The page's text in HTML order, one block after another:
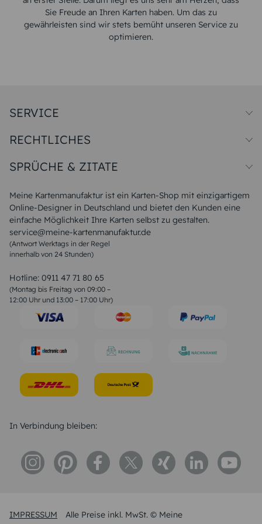
Sie Freude an Ihren Karten haben. Um das zu
gewährleisten sind wir stets bemüht unseren Service zu
optimieren.
Meine Kartenmanufaktur ist ein Karten-Shop mit einzigartigem
Online-Designer in Deutschland und bietet den Kunden eine
einfache Möglichkeit Ihre Karten selbst zu gestalten.
service@meine-kartenmanufaktur.de
(Antwort Werktags in der Regel
innerhalb von 24 Stunden)
Hotline: 0911 47 71 80 65
(Montag bis Freitag von 09:00 –
12:00 Uhr und 13:00 – 17:00 Uhr)
SERVICE
Papiersorten
Unsere Produktion
Magazin
FAQ
RECHTLICHES
Widerrufsbelehrung
SPRÜCHE & ZITATE
Liebeskummer Sprüche
Sommer Sprüche
Muttertagssprüche
Sprüche zur Hochzeit
Sprüche zur Konfirmation & Kommunion
Weihnachtsgedichte
Liebessprüche
Geburtstagssprüche
Trauersprüche
Konfirmation Glückwünsche
IMPRESSUM
Alle Preise inkl. MwSt. © Meine
In Verbindung bleiben: